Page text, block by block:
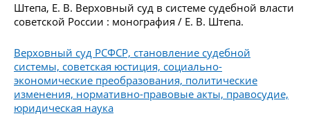
Штепа, Е. В. Верховный суд в системе судебной власти
советской России : монография / Е. В. Штепа.
Верховный суд РСФСР, становление судебной
системы, советская юстиция, социально-
экономические преобразования, политические
изменения, нормативно-правовые акты, правосудие,
юридическая наука